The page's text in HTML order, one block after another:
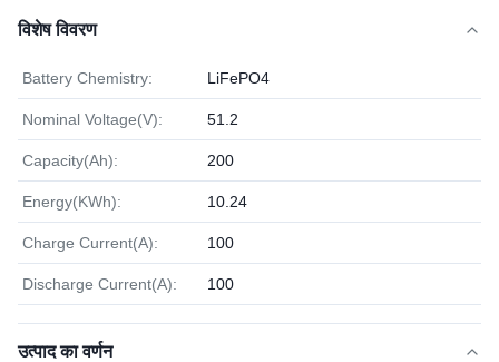
विशेष विवरण
Battery Chemistry: LiFePO4
Nominal Voltage(V): 51.2
Capacity(Ah): 200
Energy(KWh): 10.24
Charge Current(A): 100
Discharge Current(A): 100
उत्पाद का वर्णन